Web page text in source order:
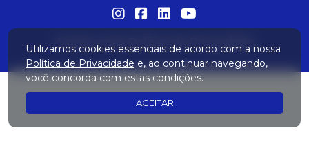
Acesse nossa Política de Privacidade
Utilizamos cookies essenciais de acordo com a nossa
Política de Privacidade e, ao continuar navegando,
você concorda com estas condições.
ACEITAR